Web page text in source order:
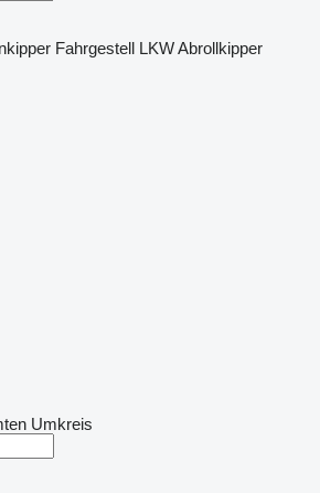
Fahrgestell LKWAbrollkipper
Umkreis